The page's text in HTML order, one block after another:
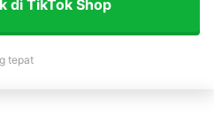
di TikTok Shop
tepat